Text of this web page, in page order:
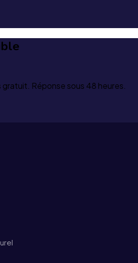
Réponse sous 48 heures.